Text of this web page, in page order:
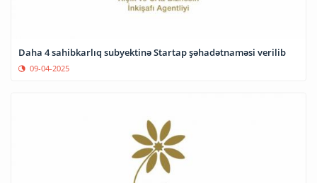
Daha 4 sahibkarlıq subyektinə Startap şəhadətnaməsi verilib
09-04-2025